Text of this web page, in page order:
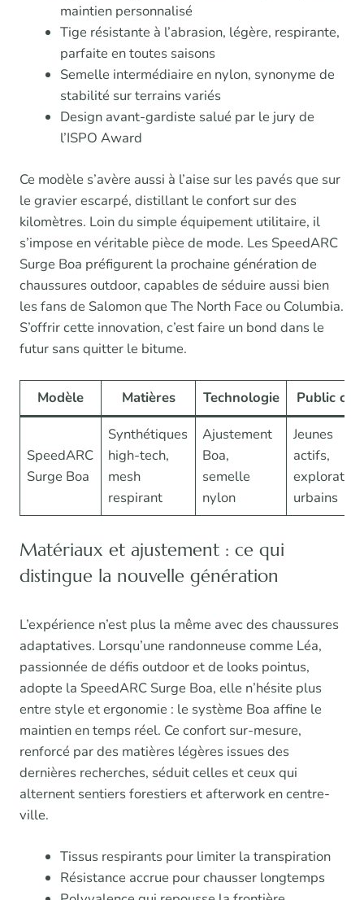
maintien personnalisé
Tige résistante à l’abrasion, légère, respirante,
parfaite en toutes saisons
Semelle intermédiaire en nylon, synonyme de
stabilité sur terrains variés
Design avant-gardiste salué par le jury de
l’ISPO Award
Ce modèle s’avère aussi à l’aise sur les pavés que sur
le gravier escarpé, distillant le confort sur des
kilomètres. Loin du simple équipement utilitaire, il
s’impose en véritable pièce de mode. Les SpeedARC
Surge Boa préfigurent la prochaine génération de
chaussures outdoor, capables de séduire aussi bien
les fans de Salomon que The North Face ou Columbia.
S’offrir cette innovation, c’est faire un bond dans le
futur sans quitter le bitume.
Modèle Matières Technologie Public
SpeedARC
Surge Boa
Synthétiques
high-tech,
mesh
respirant
Ajustement
Boa,
semelle
nylon
Jeunes
actifs,
urbains
Matériaux et ajustement : ce qui
distingue la nouvelle génération
L’expérience n’est plus la même avec des chaussures
adaptatives. Lorsqu’une randonneuse comme Léa,
passionnée de défis outdoor et de looks pointus,
adopte la SpeedARC Surge Boa, elle n’hésite plus
entre style et ergonomie : le système Boa affine le
maintien en temps réel. Ce confort sur-mesure,
renforcé par des matières légères issues des
dernières recherches, séduit celles et ceux qui
alternent sentiers forestiers et afterwork en centre-
ville.
Tissus respirants pour limiter la transpiration
Résistance accrue pour chausser longtemps